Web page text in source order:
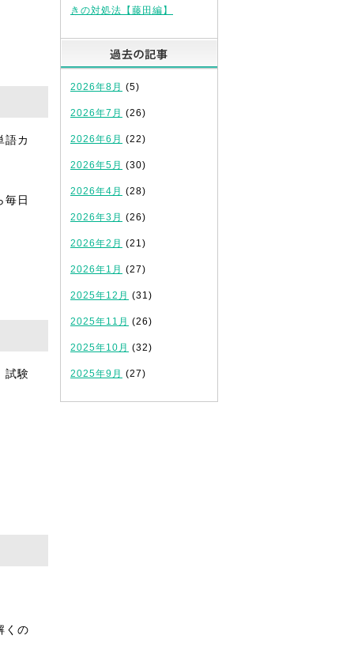
語カ
毎日
試験
くの
きの対処法【藤田編】
2026年8月 (5)
2026年7月 (26)
2026年6月 (22)
2026年5月 (30)
2026年4月 (28)
2026年3月 (26)
2026年2月 (21)
2026年1月 (27)
2025年12月 (31)
2025年11月 (26)
2025年10月 (32)
2025年9月 (27)